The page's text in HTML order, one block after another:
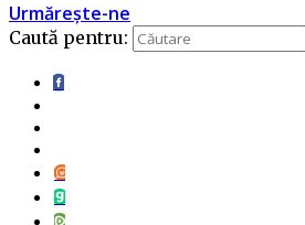
Urmărește-ne
Caută pentru: